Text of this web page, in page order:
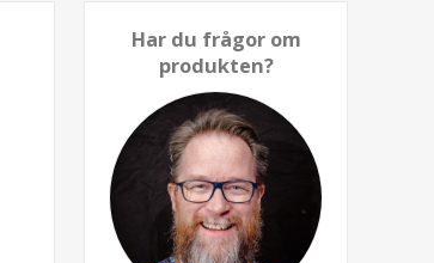
Har du frågor om
produkten?